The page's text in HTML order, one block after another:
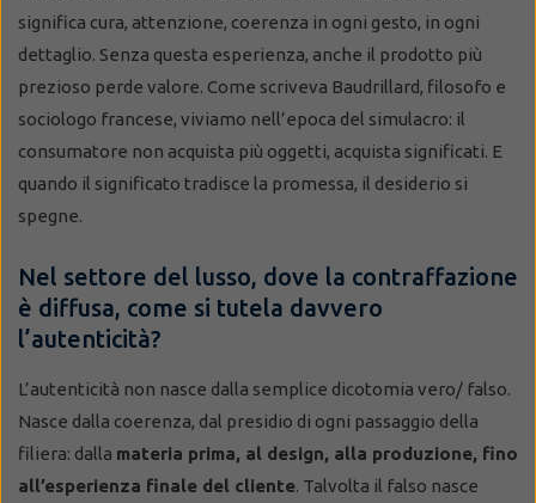
significa cura, attenzione, coerenza in ogni gesto, in ogni
dettaglio. Senza questa esperienza, anche il prodotto più
prezioso perde valore. Come scriveva Baudrillard, filosofo e
sociologo francese, viviamo nell’epoca del simulacro: il
consumatore non acquista più oggetti, acquista significati. E
quando il significato tradisce la promessa, il desiderio si
spegne.
Nel settore del lusso, dove la contraffazione
è diffusa, come si tutela davvero
l’autenticità?
L’autenticità non nasce dalla semplice dicotomia vero/ falso.
Nasce dalla coerenza, dal presidio di ogni passaggio della
filiera: dalla materia prima, al design, alla produzione, fino
all’esperienza finale del cliente. Talvolta il falso nasce